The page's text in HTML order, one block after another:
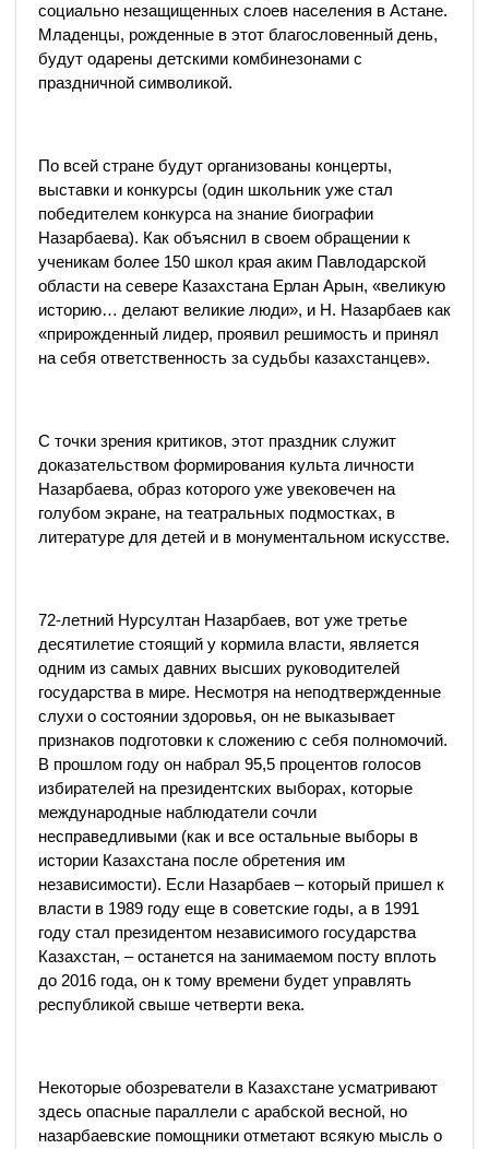
социально незащищенных слоев населения в Астане.
Младенцы, рожденные в этот благословенный день,
будут одарены детскими комбинезонами с
праздничной символикой.
По всей стране будут организованы концерты,
выставки и конкурсы (один школьник уже стал
победителем конкурса на знание биографии
Назарбаева). Как объяснил в своем обращении к
ученикам более 150 школ края аким Павлодарской
области на севере Казахстана Ерлан Арын, «великую
историю… делают великие люди», и Н. Назарбаев как
«прирожденный лидер, проявил решимость и принял
на себя ответственность за судьбы казахстанцев».
С точки зрения критиков, этот праздник служит
доказательством формирования культа личности
Назарбаева, образ которого уже увековечен на
голубом экране, на театральных подмостках, в
литературе для детей и в монументальном искусстве.
72-летний Нурсултан Назарбаев, вот уже третье
десятилетие стоящий у кормила власти, является
одним из самых давних высших руководителей
государства в мире. Несмотря на неподтвержденные
слухи о состоянии здоровья, он не выказывает
признаков подготовки к сложению с себя полномочий.
В прошлом году он набрал 95,5 процентов голосов
избирателей на президентских выборах, которые
международные наблюдатели сочли
несправедливыми (как и все остальные выборы в
истории Казахстана после обретения им
независимости). Если Назарбаев – который пришел к
власти в 1989 году еще в советские годы, а в 1991
году стал президентом независимого государства
Казахстан, – останется на занимаемом посту вплоть
до 2016 года, он к тому времени будет управлять
республикой свыше четверти века.
Некоторые обозреватели в Казахстане усматривают
здесь опасные параллели с арабской весной, но
назарбаевские помощники отметают всякую мысль о